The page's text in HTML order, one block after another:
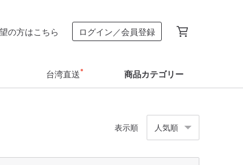
の方はこちら ログイン／会員登録
台湾直送 商品カテゴリー
表示順 人気順